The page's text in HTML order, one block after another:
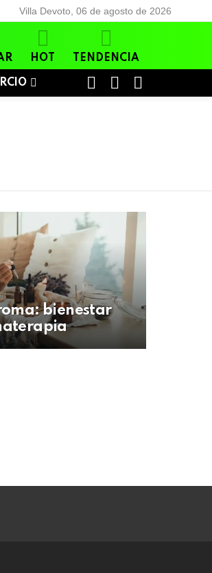
Villa Devoto, 06 de agosto de 2026
HOT TENDENCIA
SWITCH
bienestar